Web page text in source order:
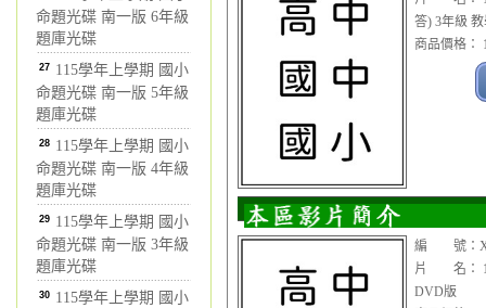
命題光碟 南一版 6年級
題庫光碟
27 115學年上學期 國小
命題光碟 南一版 5年級
題庫光碟
28 115學年上學期 國小
命題光碟 南一版 4年級
題庫光碟
29 115學年上學期 國小
命題光碟 南一版 3年級
題庫光碟
30 115學年上學期 國小
答) 3年級
商品價格：
編 號：
片 名：
DVD版